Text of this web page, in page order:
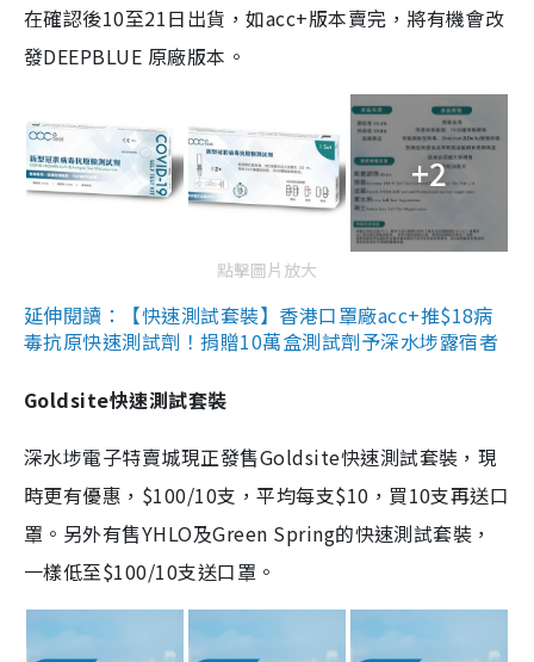
在確認後10至21日出貨，如acc+版本賣完，將有機會改
發DEEPBLUE 原廠版本。
+2
點擊圖片放大
延伸閱讀：【快速測試套裝】香港口罩廠acc+推$18病
毒抗原快速測試劑！捐贈10萬盒測試劑予深水埗露宿者
Goldsite快速測試套裝
深水埗電子特賣城現正發售Goldsite快速測試套裝，現
時更有優惠，$100/10支，平均每支$10，買10支再送口
罩。另外有售YHLO及Green Spring的快速測試套裝，
一樣低至$100/10支送口罩。